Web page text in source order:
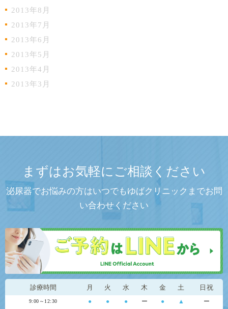
2013年8月
2013年7月
2013年6月
2013年5月
2013年4月
2013年3月
まずはお気軽にご相談ください
泌尿器でお悩みの方はいつでもゆばクリニックまでお問
い合わせください
診療時間 月 火 水 木 金 土 日祝
9:00～12:30 ● ● ● ー ● ▲ ー